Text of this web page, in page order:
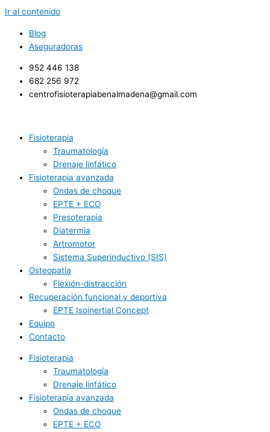
Ir al contenido
Blog
Aseguradoras
952 446 138
682 256 972 ​
centrofisioterapiabenalmadena@gmail.com
Fisioterapia
Traumatología
Drenaje linfático
Fisioterapia avanzada
Ondas de choque
EPTE + ECO
Presoterapia
Diatermia
Artromotor
Sistema Superinductivo (SIS)
Osteopatía
Flexión-distracción
Recuperación funcional y deportiva
EPTE Isoinertial Concept
Equipo
Contacto
Fisioterapia
Traumatología
Drenaje linfático
Fisioterapia avanzada
Ondas de choque
EPTE + ECO